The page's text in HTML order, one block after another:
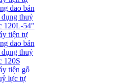
dao bản
dụng thuỷ
120L-54"
tiện tự
dao bản
dụng thuỷ
120S
tiện gỗ
lực tự